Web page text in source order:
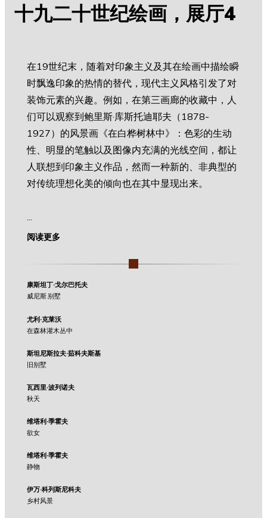
十九二十世纪绘画，展厅4
在19世纪末，随着对印象主义及其在绘画中描绘瞬
时飘逸印象的热情的替代，现代主义风格引发了对
装饰元素的兴趣。例如，在第三画廊的收藏中，人
们可以观察到鲍里斯·库斯托迪耶夫（1878-
1927）的风景画《在白桦树林中》：色彩的生动
性、明显的笔触以及图像内充满的光线空间，都让
人联想到印象主义作品，然而一种新的、非典型的
对传统理想化美的倾向也在其中显现出来。
阅读更多
康斯坦丁·戈尔巴托夫
威尼斯.别墅
尤利·克莱沃
在森林灌木丛中
斯坦尼斯拉夫·茹科夫斯基
旧别墅
瓦西里·波列诺夫
秋天
维塔利·季霍夫
欲女
维塔利·季霍夫
静物
伊万·科列斯尼科夫
乡村风景